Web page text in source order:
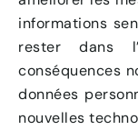
informations
rester dans
conséquences
données
nouvelles